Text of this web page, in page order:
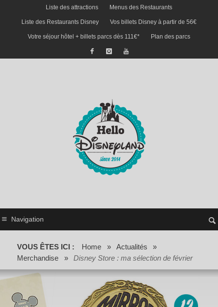
Liste des attractions Menus des Restaurants
Liste des Restaurants Disney Vos billets Disney à partir de 56€
Votre séjour hôtel + billets parcs dès 111€* Plan des parcs
Navigation
VOUS ÊTES ICI : Home » Actualités
»
Merchandise
» Disney Store : ma sélection de février